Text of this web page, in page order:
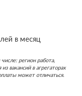
в месяц
регион работа,
вакансий в агрегаторах
может отличаться.